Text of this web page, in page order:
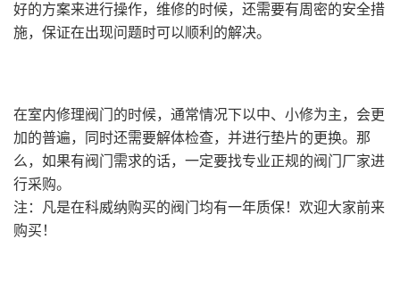
好的方案来进行操作，维修的时候，还需要有周密的安全措
施，保证在出现问题时可以顺利的解决。
在室内修理阀门的时候，通常情况下以中、小修为主，会更
加的普遍，同时还需要解体检查，并进行垫片的更换。那
么，如果有阀门需求的话，一定要找专业正规的阀门厂家进
行采购。
注：凡是在科威纳购买的阀门均有一年质保！欢迎大家前来
购买！